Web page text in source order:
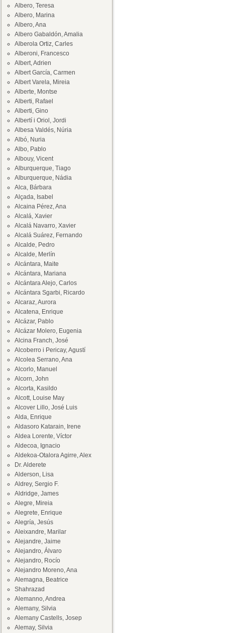
Albero, Teresa
Albero, Marina
Albero, Ana
Albero Gabaldón, Amalia
Alberola Ortiz, Carles
Alberoni, Francesco
Albert, Adrien
Albert García, Carmen
Albert Varela, Mireia
Alberte, Montse
Alberti, Rafael
Alberti, Gino
Albertí i Oriol, Jordi
Albesa Valdés, Núria
Albó, Nuria
Albo, Pablo
Albouy, Vicent
Alburquerque, Tiago
Alburquerque, Nádia
Alca, Bárbara
Alçada, Isabel
Alcaina Pérez, Ana
Alcalá, Xavier
Alcalá Navarro, Xavier
Alcalá Suárez, Fernando
Alcalde, Pedro
Alcalde, Merlín
Alcántara, Maite
Alcántara, Mariana
Alcántara Alejo, Carlos
Alcántara Sgarbi, Ricardo
Alcaraz, Aurora
Alcatena, Enrique
Alcázar, Pablo
Alcázar Molero, Eugenia
Alcina Franch, José
Alcoberro i Pericay, Agustí
Alcolea Serrano, Ana
Alcorlo, Manuel
Alcorn, John
Alcorta, Kasildo
Alcott, Louise May
Alcover Lillo, José Luis
Alda, Enrique
Aldasoro Katarain, Irene
Aldea Lorente, Víctor
Aldecoa, Ignacio
Aldekoa-Otalora Agirre, Alex
Dr. Alderete
Alderson, Lisa
Aldrey, Sergio F.
Aldridge, James
Alegre, Mireia
Alegrete, Enrique
Alegría, Jesús
Aleixandre, Marilar
Alejandre, Jaime
Alejandro, Álvaro
Alejandro, Rocío
Alejandro Moreno, Ana
Alemagna, Beatrice
Shahrazad
Alemanno, Andrea
Alemany, Silvia
Alemany Castells, Josep
Alemay, Silvia